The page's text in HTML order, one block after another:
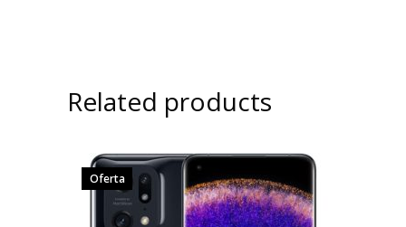
Related products
Oferta